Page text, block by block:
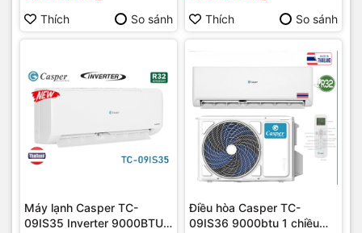
Thích So sánh Thích So sánh
Máy lạnh Casper TC-
09IS35 Inverter 9000BTU |
Điều hòa Casper TC-
09IS36 9000btu 1 chiều